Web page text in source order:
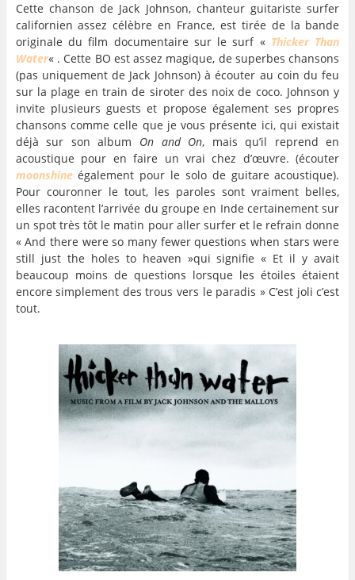
Cette chanson de Jack Johnson, chanteur guitariste surfer
californien assez célèbre en France, est tirée de la bande
originale du film documentaire sur le surf « Thicker Than
Water« . Cette BO est assez magique, de superbes chansons
(pas uniquement de Jack Johnson) à écouter au coin du feu
sur la plage en train de siroter des noix de coco. Johnson y
invite plusieurs guests et propose également ses propres
chansons comme celle que je vous présente ici, qui existait
déjà sur son album On and On, mais qu’il reprend en
acoustique pour en faire un vrai chez d’œuvre. (écouter
moonshine également pour le solo de guitare acoustique).
Pour couronner le tout, les paroles sont vraiment belles,
elles racontent l’arrivée du groupe en Inde certainement sur
un spot très tôt le matin pour aller surfer et le refrain donne
« And there were so many fewer questions when stars were
still just the holes to heaven »qui signifie « Et il y avait
beaucoup moins de questions lorsque les étoiles étaient
encore simplement des trous vers le paradis » C’est joli c’est
tout.